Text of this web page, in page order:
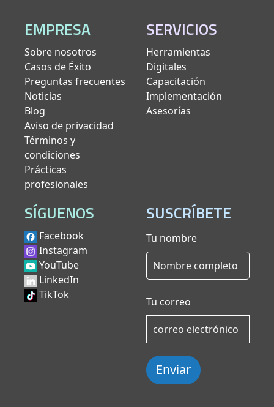
EMPRESA
Sobre nosotros
Casos de Éxito
Preguntas frecuentes
Noticias
Blog
Aviso de privacidad
Términos y
condiciones
Prácticas
profesionales
SERVICIOS
Herramientas
Digitales
Capacitación
Implementación
Asesorías
SÍGUENOS
Facebook
Instagram
YouTube
LinkedIn
TikTok
SUSCRÍBETE
Tu nombre
Tu correo
Enviar